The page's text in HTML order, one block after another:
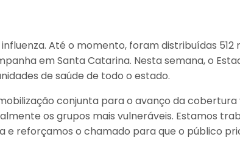
Até o momento, foram distribuídas 512
em Santa Catarina. Nesta semana, o
de saúde de todo o estado.
conjunta para o avanço da cobertura
os grupos mais vulneráveis. Estamos
e reforçamos o chamado para que o público